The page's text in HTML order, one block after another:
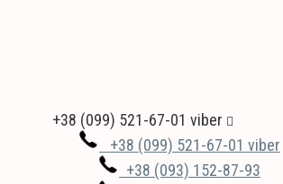
+38 (099) 521-67-01 viber
+38 (099) 521-67-01 viber
+38 (093) 152-87-93